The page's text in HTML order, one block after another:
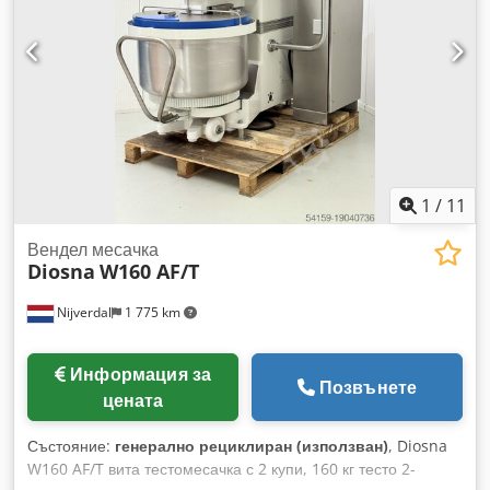
1 / 11
Nijverdal 1 775 km
Вендел месачка
Diosna W160 AF/T
Информация за
цената
Позвънете
Състояние: генерално рециклиран (използван), Diosna
W160 AF/T вита тестомесачка с 2 купи, 160 кг тесто 2-